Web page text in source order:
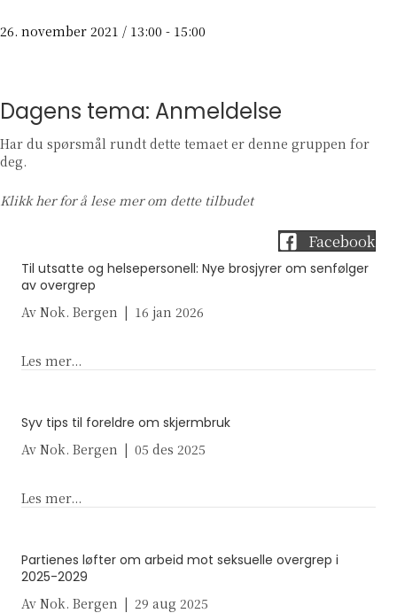
26. november 2021 / 13:00 - 15:00
Dagens tema: Anmeldelse
Har du spørsmål rundt dette temaet er denne gruppen for
deg.
Klikk herfor å lese mer om dette tilbudet
Facebook
Til utsatte og helsepersonell: Nye brosjyrer om senfølger
av overgrep
Av Nok. Bergen | 16 jan 2026
Les mer...
Syv tips til foreldre om skjermbruk
Av Nok. Bergen | 05 des 2025
Les mer...
Partienes løfter om arbeid mot seksuelle overgrep i
2025-2029
Av Nok. Bergen | 29 aug 2025